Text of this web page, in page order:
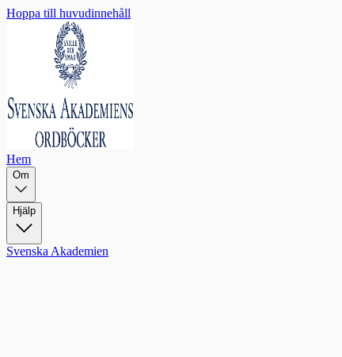
Hoppa till huvudinnehåll
Hem
Om
Hjälp
Svenska Akademien